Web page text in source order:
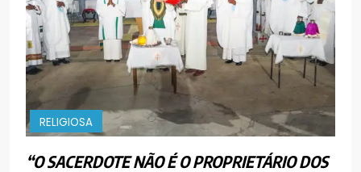
RELIGIOSA
“O SACERDOTE NÃO É O PROPRIETÁRIO DOS